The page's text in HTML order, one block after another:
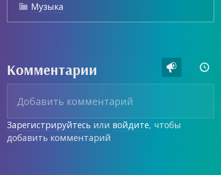
 Музыка
Комментарии  
Зарегистрируйтесь или войдите, чтобы
добавить комментарий